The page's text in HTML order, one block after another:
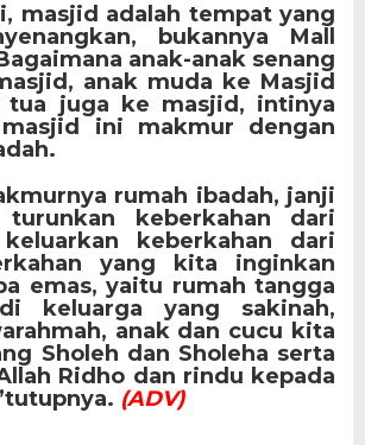
masjid adalah tempat yang
bukannya Mall
anak-anak senang
anak muda ke Masjid
tua juga ke masjid, intinya
masjid ini makmur dengan
rumah ibadah, janji
keberkahan dari
keberkahan dari
yang kita inginkan
emas, yaitu rumah tangga
keluarga yang sakinah,
anak dan cucu kita
Sholeh dan Sholeha serta
Ridho dan rindu kepada
(ADV)